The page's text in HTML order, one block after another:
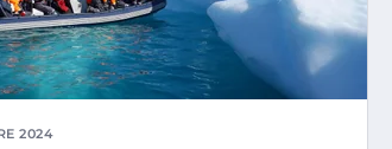
2024